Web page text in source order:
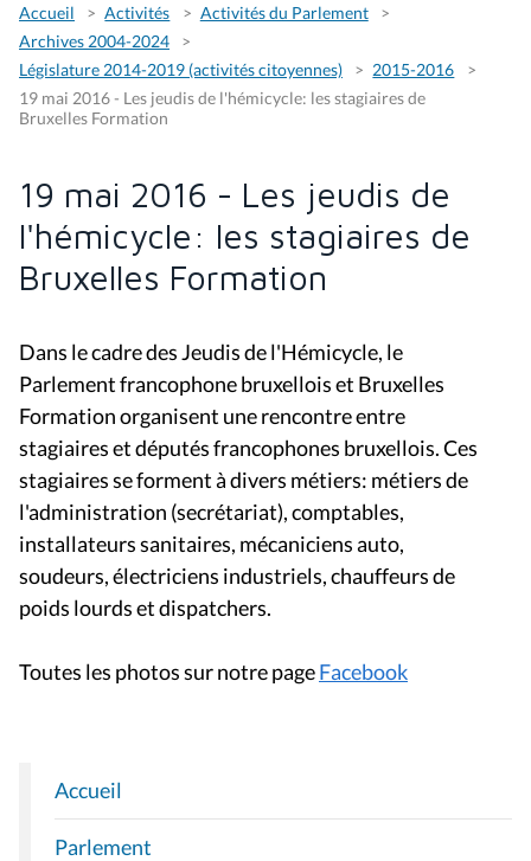
Accueil Activités
Activités du Parlement
Archives 2004-2024
Législature 2014-2019 (activités citoyennes)
2015-2016
19 mai 2016 - Les jeudis de l'hémicycle: les stagiaires de
Bruxelles Formation
19 mai 2016 - Les jeudis de
l'hémicycle: les stagiaires de
Bruxelles Formation
Dans le cadre des Jeudis de l'Hémicycle, le
Parlement francophone bruxellois et Bruxelles
Formation organisent une rencontre entre
stagiaires et députés francophones bruxellois. Ces
stagiaires se forment à divers métiers: métiers de
l'administration (secrétariat), comptables,
installateurs sanitaires, mécaniciens auto,
soudeurs, électriciens industriels, chauffeurs de
poids lourds et dispatchers.
Toutes les photos sur notre pageFacebook
N
A
Accueil
Parlement